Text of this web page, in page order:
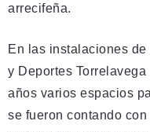
arrecifeña.
En las instalaciones
y Deportes
años varios espacios
se fueron contando